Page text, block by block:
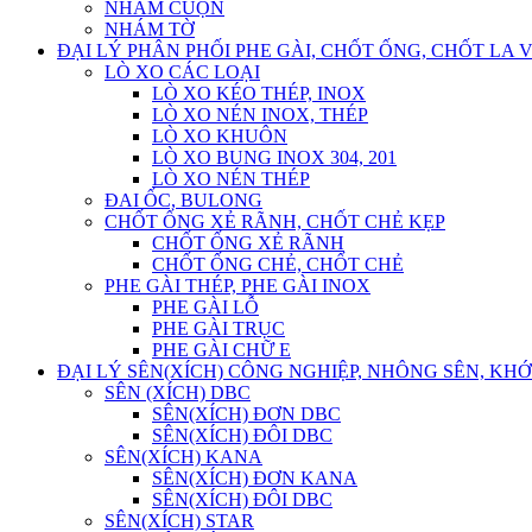
NHÁM CUỘN
NHÁM TỜ
ĐẠI LÝ PHÂN PHỐI PHE GÀI, CHỐT ỐNG, CHỐT LA
LÒ XO CÁC LOẠI
LÒ XO KÉO THÉP, INOX
LÒ XO NÉN INOX, THÉP
LÒ XO KHUÔN
LÒ XO BUNG INOX 304, 201
LÒ XO NÉN THÉP
ĐAI ỐC, BULONG
CHỐT ỐNG XẺ RÃNH, CHỐT CHẺ KẸP
CHỐT ỐNG XẺ RÃNH
CHỐT ỐNG CHẺ, CHỐT CHẺ
PHE GÀI THÉP, PHE GÀI INOX
PHE GÀI LỖ
PHE GÀI TRỤC
PHE GÀI CHỮ E
ĐẠI LÝ SÊN(XÍCH) CÔNG NGHIỆP, NHÔNG SÊN,
SÊN (XÍCH) DBC
SÊN(XÍCH) ĐƠN DBC
SÊN(XÍCH) ĐÔI DBC
SÊN(XÍCH) KANA
SÊN(XÍCH) ĐƠN KANA
SÊN(XÍCH) ĐÔI DBC
SÊN(XÍCH) STAR